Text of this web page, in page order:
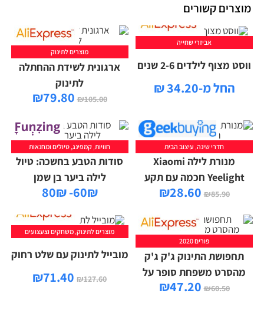
מוצרים קשורים
אביזרי שחייה
ווסט מצוף לילדים 2-6 שנים
החל מ-34.20 ₪
מוצרים לתינוק
ארגונית לשידת ההחתלה
לתינוק
₪105.00
₪79.80
חדרי שינה, עיצוב הבית
מנורת לילה Xiaomi
Yeelight חכמה עם תקע
₪85.90
₪28.60
חוויות קמפינג, טיולים ומחנאות
סודות הטבע בחשכה: טיול
לילה ביער בן שמן
60₪- 80₪
פורים 2020
תחפושת התינוק ג'ק ג'ק
מהסרט משפחת סופר על
₪60.50
₪47.20
מוצרים לתינוק, משחקים וצעצועים
מובייל לתינוק עם שלט רחוק
₪127.60
₪71.40